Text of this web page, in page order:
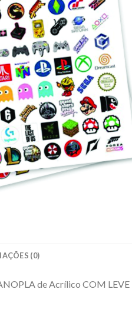
(0)
de Acrílico COM LEVE